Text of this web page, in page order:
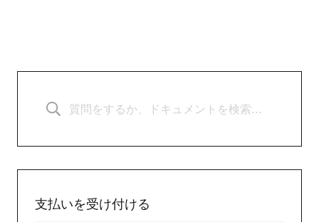
支払いを受け付ける